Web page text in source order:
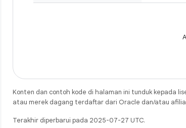
Konten dan contoh kode di halaman ini tunduk kepada
atau merek dagang terdaftar dari Oracle dan/atau
Terakhir diperbarui pada 2025-07-27 UTC.